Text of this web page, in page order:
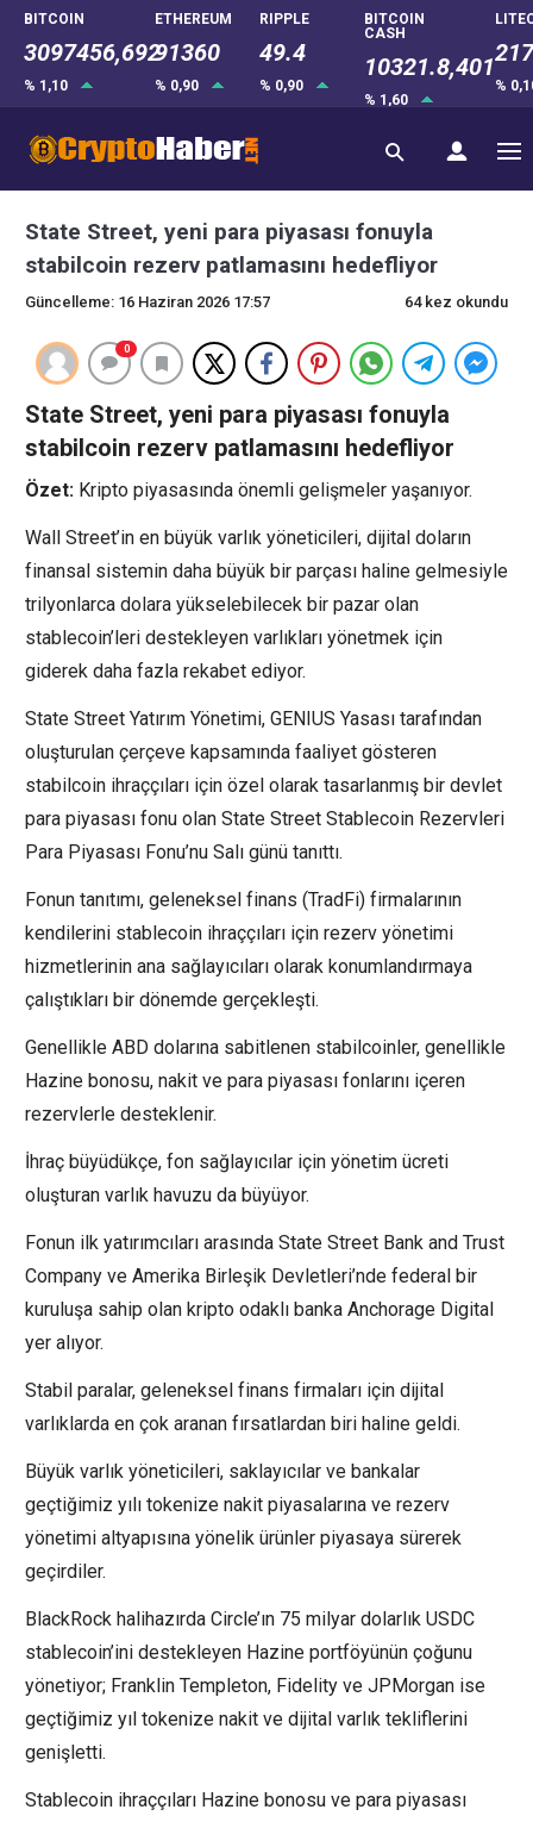
BITCOIN
3097456,692
% 1,10
ETHEREUM
91360
% 0,90
RIPPLE
49.4
% 0,90
BITCOIN
CASH
10321.8,401
% 1,60
%
State Street, yeni para piyasası fonuyla
stabilcoin rezerv patlamasını hedefliyor
Güncelleme: 16 Haziran 2026 17:57 64 kez okundu
0
State Street, yeni para piyasası fonuyla
stabilcoin rezerv patlamasını hedefliyor
Özet: Kripto piyasasında önemli gelişmeler yaşanıyor.
Wall Street’in en büyük varlık yöneticileri, dijital doların
finansal sistemin daha büyük bir parçası haline gelmesiyle
trilyonlarca dolara yükselebilecek bir pazar olan
stablecoin’leri destekleyen varlıkları yönetmek için
giderek daha fazla rekabet ediyor.
State Street Yatırım Yönetimi, GENIUS Yasası tarafından
oluşturulan çerçeve kapsamında faaliyet gösteren
stabilcoin ihraççıları için özel olarak tasarlanmış bir devlet
para piyasası fonu olan State Street Stablecoin Rezervleri
Para Piyasası Fonu’nu Salı günü tanıttı.
Fonun tanıtımı, geleneksel finans (TradFi) firmalarının
kendilerini stablecoin ihraççıları için rezerv yönetimi
hizmetlerinin ana sağlayıcıları olarak konumlandırmaya
çalıştıkları bir dönemde gerçekleşti.
Genellikle ABD dolarına sabitlenen stabilcoinler, genellikle
Hazine bonosu, nakit ve para piyasası fonlarını içeren
rezervlerle desteklenir.
İhraç büyüdükçe, fon sağlayıcılar için yönetim ücreti
oluşturan varlık havuzu da büyüyor.
Fonun ilk yatırımcıları arasında State Street Bank and Trust
Company ve Amerika Birleşik Devletleri’nde federal bir
kuruluşa sahip olan kripto odaklı banka Anchorage Digital
yer alıyor.
Stabil paralar, geleneksel finans firmaları için dijital
varlıklarda en çok aranan fırsatlardan biri haline geldi.
Büyük varlık yöneticileri, saklayıcılar ve bankalar
geçtiğimiz yılı tokenize nakit piyasalarına ve rezerv
yönetimi altyapısına yönelik ürünler piyasaya sürerek
geçirdiler.
BlackRock halihazırda Circle’ın 75 milyar dolarlık USDC
stablecoin’ini destekleyen Hazine portföyünün çoğunu
yönetiyor; Franklin Templeton, Fidelity ve JPMorgan ise
geçtiğimiz yıl tokenize nakit ve dijital varlık tekliflerini
genişletti.
Stablecoin ihraççıları Hazine bonosu ve para piyasası